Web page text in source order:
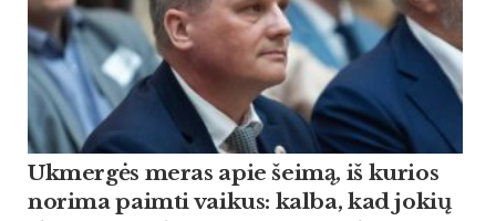
Ukmergės meras apie šeimą, iš kurios
norima paimti vaikus: kalba, kad jokių